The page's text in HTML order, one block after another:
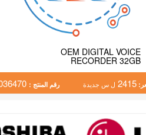
OEM DIGITAL VOICE
RECORDER 32GB
2415 ل س جديدة رقم المنتج :